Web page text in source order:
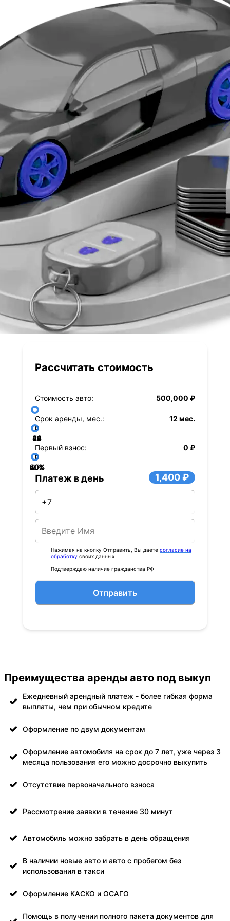
Рассчитать стоимость
Стоимость авто: 500,000 ₽
Срок аренды, мес.: 12 мес.
12
24
36
48
60
72
84
Первый взнос:
0 ₽
0%
20%
40%
60%
80%
Платеж в день 1,400 ₽
Нажимая на кнопку Отправить, Вы даете согласие на
обработку своих данных
Подтверждаю наличие гражданства РФ
Отправить
Преимущества аренды авто под выкуп
Ежедневный арендный платеж - более гибкая форма
выплаты, чем при обычном кредите
Оформление по двум документам
Оформление автомобиля на срок до 7 лет, уже через 3
месяца пользования его можно досрочно выкупить
Отсутствие первоначального взноса
Рассмотрение заявки в течение 30 минут
Автомобиль можно забрать в день обращения
В наличии новые авто и авто с пробегом без
использования в такси
Оформление КАСКО и ОСАГО
Помощь в получении полного пакета документов для